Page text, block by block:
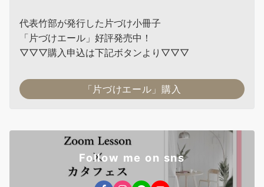
代表竹部が発行した片づけ小冊子
「片づけエール」好評発売中！
▽▽▽購入申込は下記ボタンより▽▽▽
「片づけエール」購入
Follow me on sns